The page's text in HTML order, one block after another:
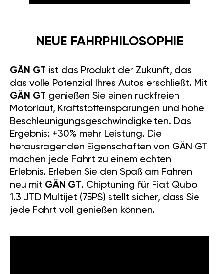
NEUE FAHRPHILOSOPHIE
GÄN GT ist das Produkt der Zukunft, das
das volle Potenzial Ihres Autos erschließt. Mit
GÄN GT genießen Sie einen ruckfreien
Motorlauf, Kraftstoffeinsparungen und hohe
Beschleunigungsgeschwindigkeiten. Das
Ergebnis: +30% mehr Leistung. Die
herausragenden Eigenschaften von GÄN GT
machen jede Fahrt zu einem echten
Erlebnis. Erleben Sie den Spaß am Fahren
neu mit GÄN GT. Chiptuning für Fiat Qubo
1.3 JTD Multijet (75PS) stellt sicher, dass Sie
jede Fahrt voll genießen können.